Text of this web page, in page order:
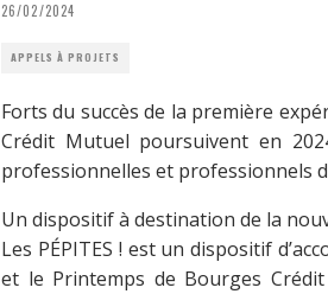
26/02/2024
APPELS À PROJETS
Forts du succès de la première
Crédit Mutuel poursuivent en
professionnelles et professionnels
Un dispositif à destination de la
Les PÉPITES ! est un dispositif
et le Printemps de Bourges